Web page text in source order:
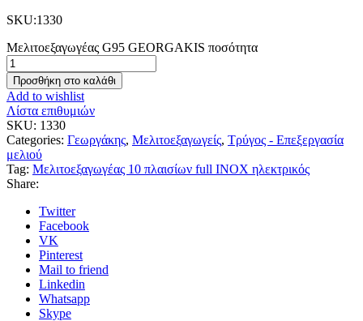
SKU:1330
Μελιτοεξαγωγέας G95 GEORGAKIS ποσότητα
Προσθήκη στο καλάθι
Add to wishlist
Λίστα επιθυμιών
SKU: 1330
Categories: Γεωργάκης, Μελιτοεξαγωγείς, Τρύγος - Επεξεργασία
μελιού
Tag: Μελιτοεξαγωγέας 10 πλαισίων full INOX ηλεκτρικός
Share:
Twitter
Facebook
VK
Pinterest
Mail to friend
Linkedin
Whatsapp
Skype